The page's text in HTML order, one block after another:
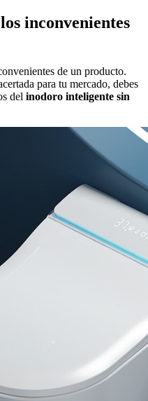
inconvenientes
de un producto.
para tu mercado, debes
del inodoro inteligente sin